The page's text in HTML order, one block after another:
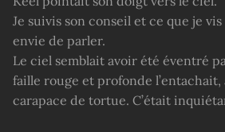
Je suivis son conseil et ce que je
envie de parler.
Le ciel semblait avoir été éventré
faille rouge et profonde l’entachait,
carapace de tortue. C’était